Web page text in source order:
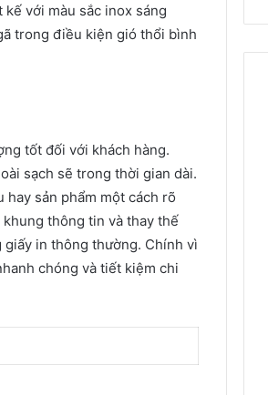
với màu sắc inox sáng
trong điều kiện gió thổi bình
tốt đối với khách hàng.
sạch sẽ trong thời gian dài.
sản phẩm một cách rõ
thông tin và thay thế
in thông thường. Chính vì
chóng và tiết kiệm chi